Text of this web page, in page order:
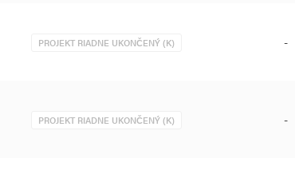
PROJEKT RIADNE UKONČENÝ (K) -
PROJEKT RIADNE UKONČENÝ (K) -